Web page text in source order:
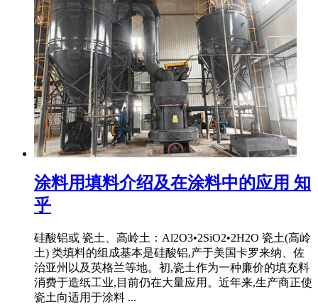
涂料用填料介绍及在涂料中的应用 知
乎
硅酸铝或 瓷土、高岭土：Al2O3•2SiO2•2H2O 瓷土(高岭
土) 类填料的组成基本是硅酸铝,产于美国卡罗来纳、佐
治亚州以及英格兰等地。初,瓷土作为一种廉价的填充料
消费于造纸工业,目前仍在大量应用。近年来,生产商正使
瓷土向适用于涂料 ...